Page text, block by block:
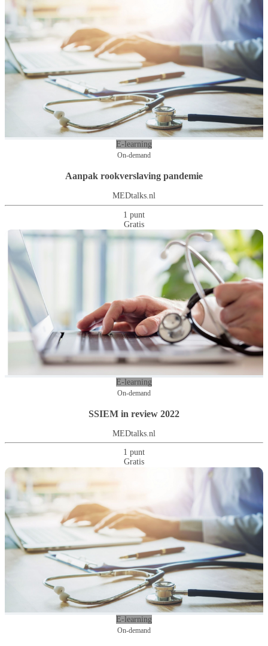
E-learning
On-demand
Aanpak rookverslaving pandemie
MEDtalks.nl
1 punt
Gratis
E-learning
On-demand
SSIEM in review 2022
MEDtalks.nl
1 punt
Gratis
E-learning
On-demand